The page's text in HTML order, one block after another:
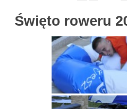
Święto roweru